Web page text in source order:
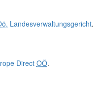
Landesverwaltungsgericht.
Direct OÖ.